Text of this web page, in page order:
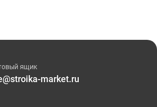
ящик
market.ru